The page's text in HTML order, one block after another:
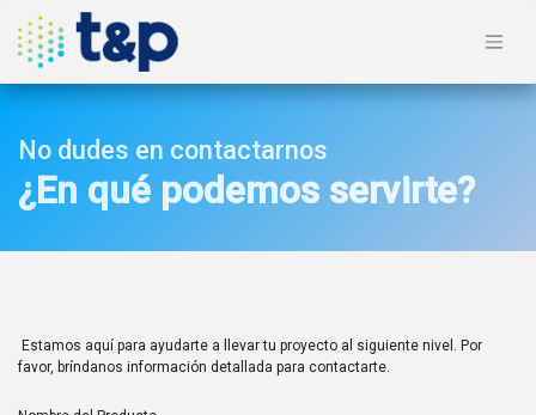
No dudes en contactarnos
¿En qué podemos servirte?
Estamos aquí para ayudarte a llevar tu proyecto al siguiente nivel. Por
favor, bríndanos información detallada para contactarte.